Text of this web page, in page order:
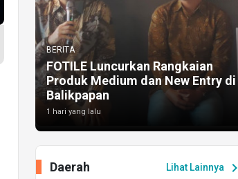
BERITA
FOTILE Luncurkan Rangkaian
Produk Medium dan New Entry di
Balikpapan
1 hari yang lalu
Lihat Lainnya chevron_right
Daerah